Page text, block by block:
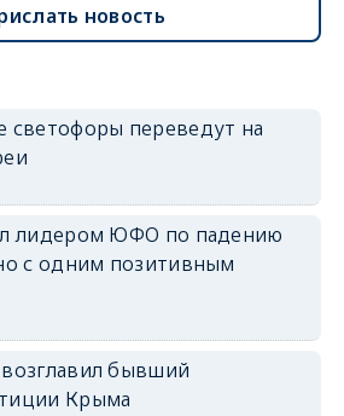
новость
светофоры переведут на
лидером ЮФО по падению
с одним позитивным
бывший
Крыма